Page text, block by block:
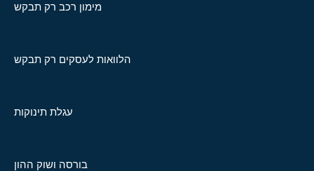
מימון רכב רק תבקש
הלוואות לעסקים רק תבקש
עגלת תינוקות
בורסה ושוק ההון